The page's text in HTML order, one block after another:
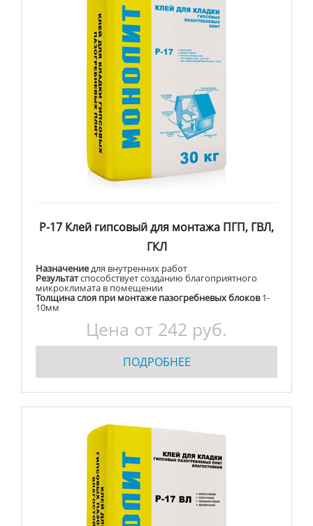
Р-17 Клей гипсовый для монтажа ПГП, ГВЛ,
ГКЛ
Назначениедля внутренних работ
Результатспособствует созданию благоприятного
микроклимата в помещении
Толщина слоя при монтаже пазогребневых блоков1-
10мм
Цена от 242 руб.
ПОДРОБНЕЕ